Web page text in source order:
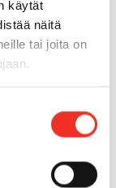
käytät
näitä
tai joita on